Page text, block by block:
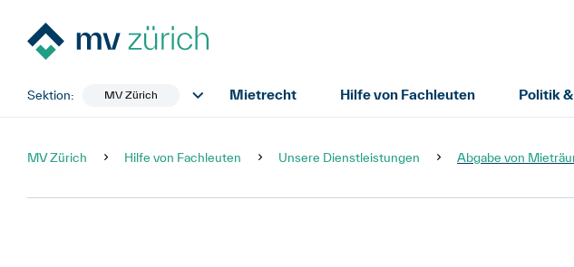
Sektion: MV Zürich Mietrecht Hilfe von Fachleuten Politik
MV Zürich Hilfe von Fachleuten Unsere Dienstleistungen Abgabe von